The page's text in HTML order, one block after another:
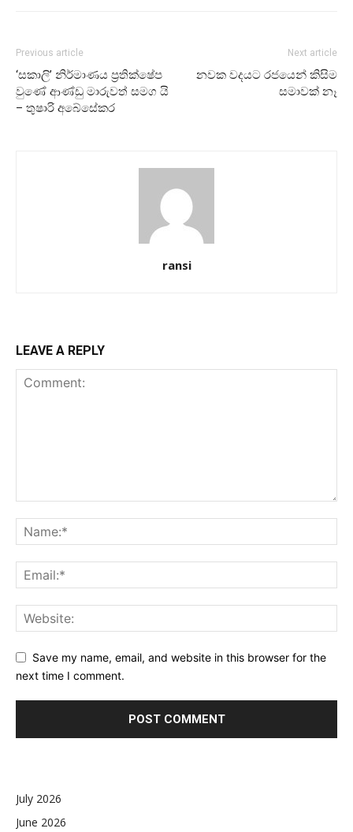
Previous article
‘සකාලි’ නිර්මාණය ප්‍රතික්ෂේප
වුණේ ආණ්ඩු මාරුවත් සමග යි
– තුෂාරි අබේසේකර
Next article
නවක වදයට රජයෙන් කිසිම
සමාවක් නෑ
ransi
LEAVE A REPLY
Save my name, email, and website in this browser for the
next time I comment.
July 2026
June 2026